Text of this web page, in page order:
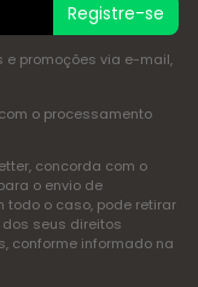
Registre-se
e promoções via e-mail,
o processamento
concorda com o
o envio de
todo o caso, pode retirar
seus direitos
conforme informado na